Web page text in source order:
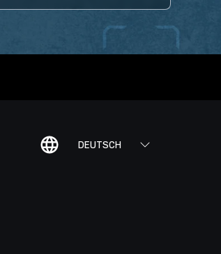
DEUTSCH